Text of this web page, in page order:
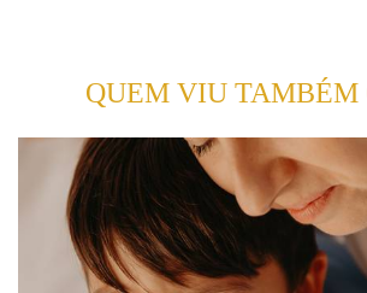
QUEM VIU TAMBÉM